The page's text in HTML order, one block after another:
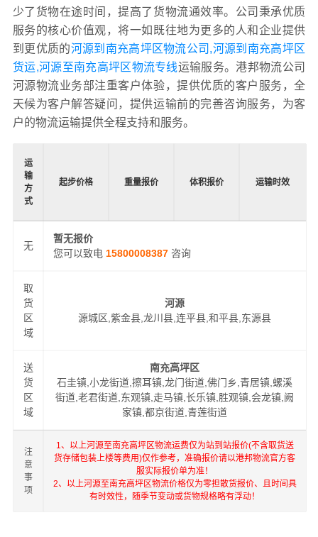
少了货物在途时间，提高了货物流通效率。公司秉承优质
服务的核心价值观，将一如既往地为更多的人和企业提供
到更优质的河源到南充高坪区物流公司,河源到南充高坪区
货运,河源至南充高坪区物流专线运输服务。港邦物流公司
河源物流业务部注重客户体验，提供优质的客户服务，全
天候为客户解答疑问，提供运输前的完善咨询服务，为客
户的物流运输提供全程支持和服务。
运
输
方
式
起步价格 重量报价 体积报价 运输时效
无
暂无报价
您可以致电 15800008387 咨询
取
货
区
域
河源
源城区,紫金县,龙川县,连平县,和平县,东源县
送
货
区
域
南充高坪区
石圭镇,小龙街道,擦耳镇,龙门街道,佛门乡,青居镇,螺溪
街道,老君街道,东观镇,走马镇,长乐镇,胜观镇,会龙镇,阙
家镇,都京街道,青莲街道
注
意
事
项
1、以上河源至南充高坪区物流运费仅为站到站报价(不含取货送
货存储包装上楼等费用)仅作参考，准确报价请以港邦物流官方客
服实际报价单为准！
2、以上河源至南充高坪区物流价格仅为零担散货报价、且时间具
有时效性，随季节变动或货物规格略有浮动！